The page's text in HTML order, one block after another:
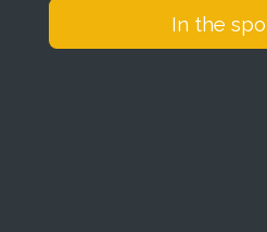
In the